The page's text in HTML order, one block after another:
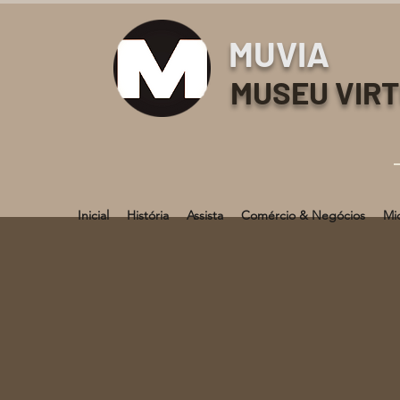
MUSEU
MUVIA
Inicial História Assista Comércio & Negócios